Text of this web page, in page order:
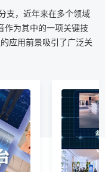
支，近年来在多个领域
作为其中的一项关键技
应用前景吸引了广泛关